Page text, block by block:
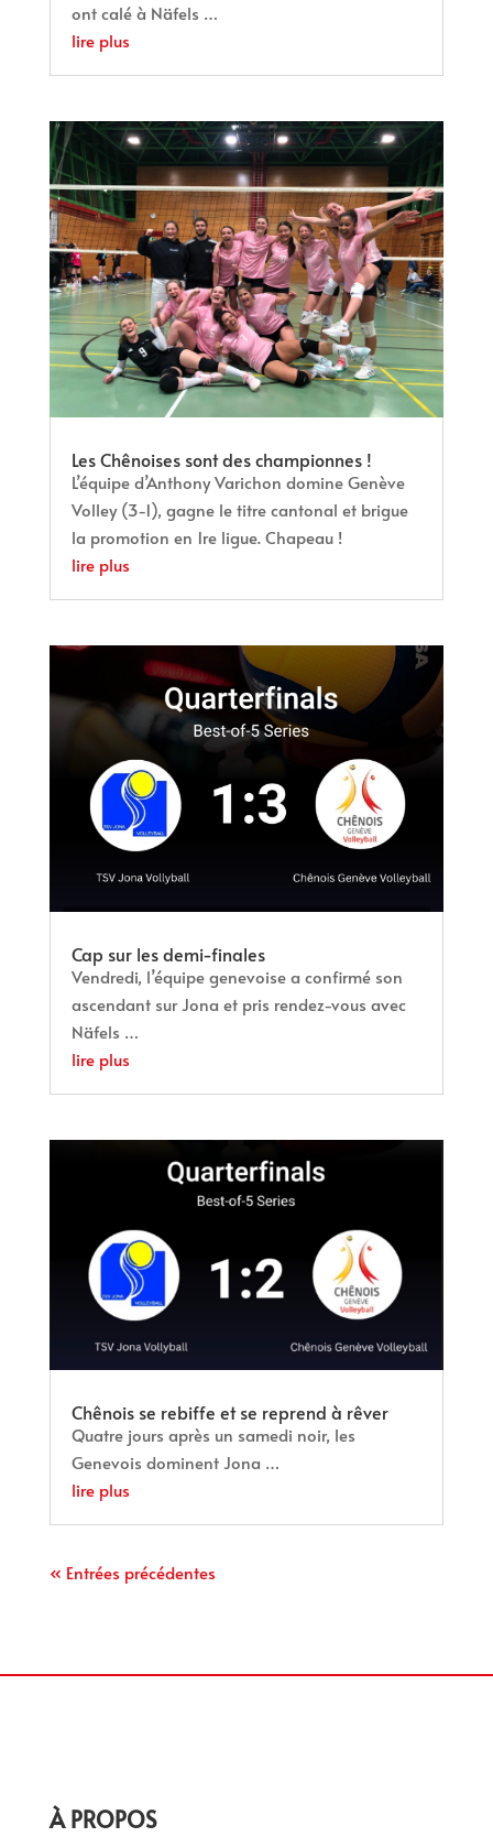
ont calé à Näfels …
lire plus
Les Chênoises sont des championnes !
L’équipe d’Anthony Varichon domine Genève
Volley (3-1), gagne le titre cantonal et brigue
la promotion en 1re ligue. Chapeau !
lire plus
Cap sur les demi-finales
Vendredi, l’équipe genevoise a confirmé son
ascendant sur Jona et pris rendez-vous avec
Näfels …
lire plus
Chênois se rebiffe et se reprend à rêver
Quatre jours après un samedi noir, les
Genevois dominent Jona …
lire plus
« Entrées précédentes
À PROPOS